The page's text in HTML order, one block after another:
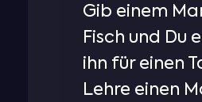
Gib einem
Fisch und Du
ihn für einen
Lehre einen